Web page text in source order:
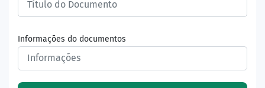
Informações do documentos